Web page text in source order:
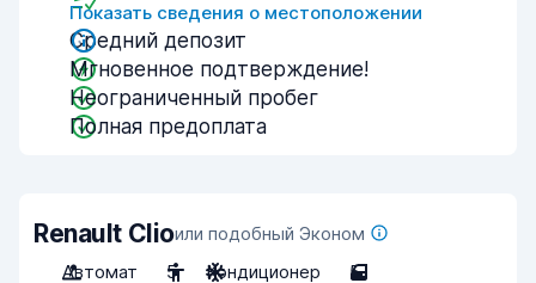
Показать сведения о местоположении
Средний депозит
Мгновенное подтверждение!
Неограниченный пробег
Полная предоплата
Renault Clioили подобный Эконом
Автомат
5 Кондиционер 5